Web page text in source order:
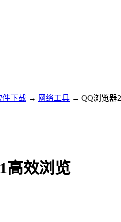
件下载 → 网络工具 → QQ浏览器
高效浏览